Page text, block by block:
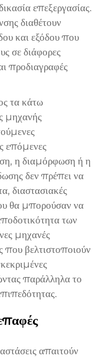
επεξεργασίας.
διαθέτουν
και εξόδου που
σε διάφορες
προδιαγραφές
τα κάτω
μηχανής
επόμενες
η διαμόρφωση ή η
δεν πρέπει να
διαστασιακές
θα μπορούσαν να
των
μηχανές
που βελτιστοποιούν
παράλληλα το
απαιτούν